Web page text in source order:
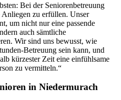
Bei der Seniorenbetreuung
zu erfüllen. Unser
um nicht nur eine passende
auch sämtliche
Wir sind uns bewusst, wie
Betreuung sein kann, und
kürzester Zeit eine einfühlsame
zu vermitteln.“
in Niedermurach